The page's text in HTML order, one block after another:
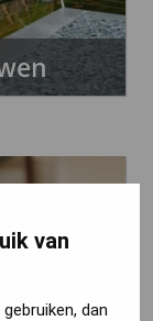
van
dan